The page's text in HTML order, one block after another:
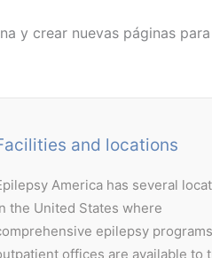
y crear nuevas páginas
and locations
America has several
the United States where
epilepsy
offices are available to